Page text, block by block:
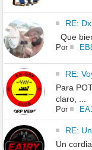
RE:
Que
Por
RE:
Para
claro, ...
Por
RE:
Un